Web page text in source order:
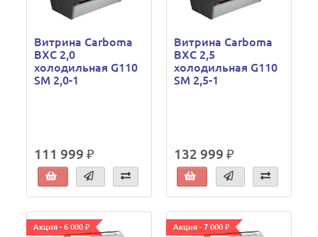
Витрина Carboma
ВХС 2,0
холодильная G110
SM 2,0-1
111 999 ₽
Витрина Carboma
ВХС 2,5
холодильная G110
SM 2,5-1
132 999 ₽
Акция - 6 000 ₽ Акция - 7 000 ₽